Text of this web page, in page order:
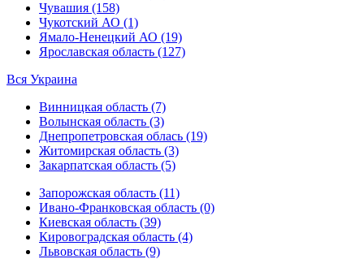
Чувашия (158)
Чукотский АО (1)
Ямало-Ненецкий АО (19)
Ярославская область (127)
Вся Украина
Винницкая область (7)
Волынская область (3)
Днепропетровская облась (19)
Житомирская область (3)
Закарпатская область (5)
Запорожская область (11)
Ивано-Франковская область (0)
Киевская область (39)
Кировоградская область (4)
Львовская область (9)